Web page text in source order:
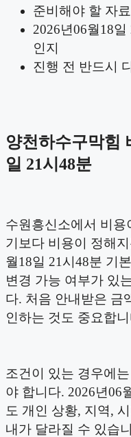
준비해야 할 자
2026년06월18
인지
진행 전 반드시
양천하수구막힘
일 21시48분
수원흥신소에서 비
기보다 비용이 정해
월18일 21시48분 기
변경 가능 여부가 있
다. 처음 안내받은 금
인하는 것도 중요합
조건이 있는 경우에
야 합니다. 2026년06
도 개인 상황, 지역,
내가 달라질 수 있습